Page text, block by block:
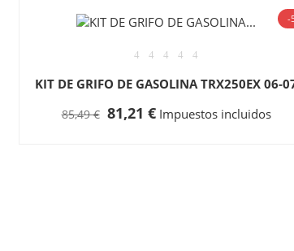
-
KIT DE GRIFO DE GASOLINA TRX250EX 06-
85,49 € 81,21 €Impuestos incluidos